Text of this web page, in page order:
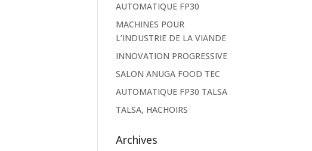
AUTOMATIQUE FP30
MACHINES POUR
L’INDUSTRIE DE LA VIANDE
INNOVATION PROGRESSIVE
SALON ANUGA FOOD TEC
AUTOMATIQUE FP30 TALSA
TALSA, HACHOIRS
Archives